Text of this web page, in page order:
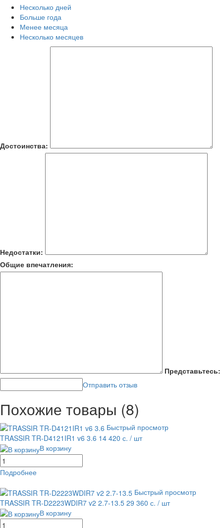
Несколько дней
Больше года
Менее месяца
Несколько месяцев
Достоинства:
Недостатки:
Общие впечатления:
Представьтесь:
Отправить отзыв
Похожие товары (8)
Быстрый просмотр
TRASSIR TR-D4121IR1 v6 3.6 14 420 с. / шт
В корзину
Подробнее
Быстрый просмотр
TRASSIR TR-D2223WDIR7 v2 2.7-13.5 29 360 с. / шт
В корзину